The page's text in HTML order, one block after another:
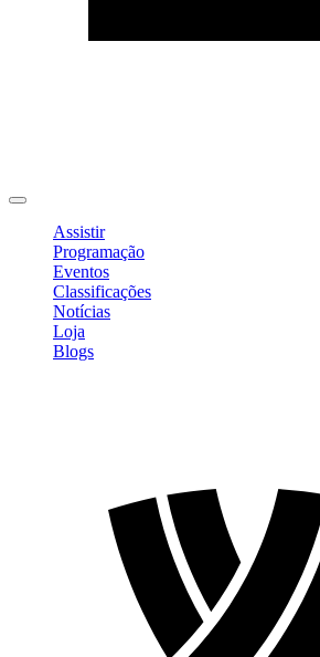
Assistir
Programação
Eventos
Classificações
Notícias
Loja
Blogs